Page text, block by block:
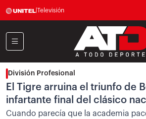
Televisión
División Profesional
El Tigre arruina el triunfo de
infartante final del clásico
Cuando parecía que la academia